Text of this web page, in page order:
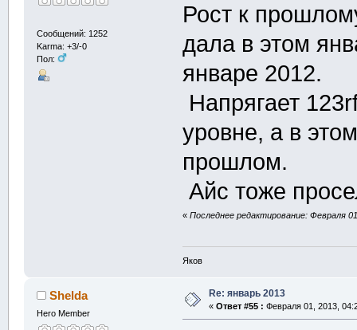
Сообщений: 1252
Karma: +3/-0
Пол:
Рост к
дала в этом
январе 2012.
Напрягает
уровне, а в
прошлом.
Айс тоже
«Последнее редактирование: Февраля
Яков
Shelda
Hero Member
Re: январь 2013
« Ответ #55 : Февраля 01, 2013,